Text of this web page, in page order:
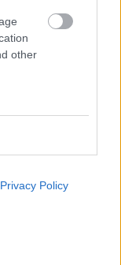
other
Privacy Policy